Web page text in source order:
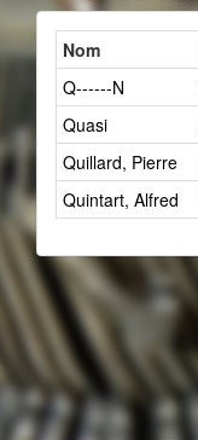
Nom
Q------N
Quasi
Quillard, Pierre
Quintart, Alfred